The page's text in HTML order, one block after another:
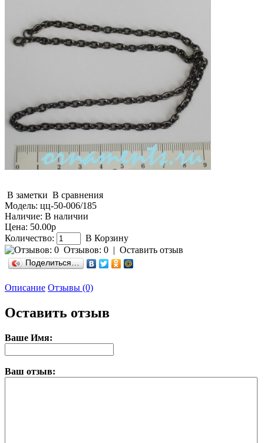
В заметки В сравнения
Модель: цц-50-006/185
Наличие: В наличии
Цена: 50.00р
Количество:
В Корзину
Отзывов: 0 | Оставить отзыв
Поделиться…
Описание Отзывы (0)
Оставить отзыв
Ваше Имя:
Ваш отзыв: